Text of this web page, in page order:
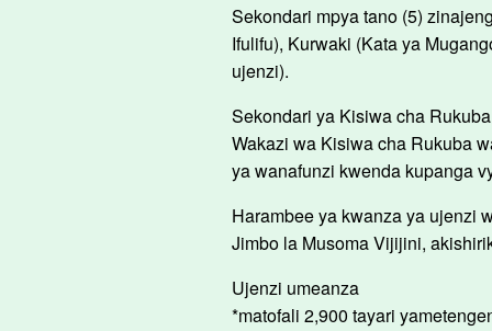
Sekondari mpya tano (5)
Ifulifu), Kurwaki (Kata ya
ujenzi).
Sekondari ya Kisiwa cha Rukuba
Wakazi wa Kisiwa cha Rukuba
ya wanafunzi kwenda kupanga
Harambee ya kwanza ya ujenzi
Jimbo la Musoma Vijijini,
Ujenzi umeanza
*matofali 2,900 tayari